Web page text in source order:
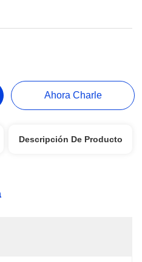
Ahora Charle
Descripción De Producto